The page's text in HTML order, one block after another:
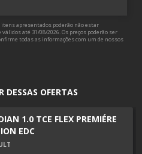
apresentados poderão não estar
até 31/08/2026. Os preços poderão ser
todas as informações com um de nossos
DESSAS OFERTAS
1.0 TCE FLEX PREMIÉRE
EDC